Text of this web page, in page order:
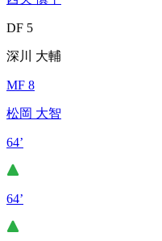
DF 5
深川 大輔
MF 8
松岡 大智
64’
64’